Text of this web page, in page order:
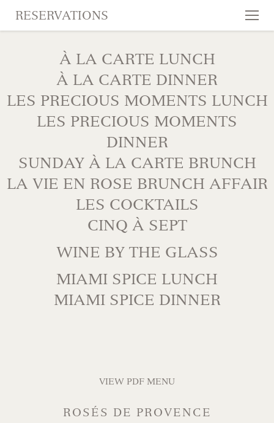
SKIP TO CONTENT
RESERVATIONS
À LA CARTE LUNCH
À LA CARTE DINNER
LES PRECIOUS MOMENTS LUNCH
LES PRECIOUS MOMENTS
DINNER
SUNDAY À LA CARTE BRUNCH
LA VIE EN ROSE BRUNCH AFFAIR
LES COCKTAILS
CINQ À SEPT
WINE BY THE GLASS
MIAMI SPICE LUNCH
MIAMI SPICE DINNER
VIEW PDF MENU
ROSÉS DE PROVENCE